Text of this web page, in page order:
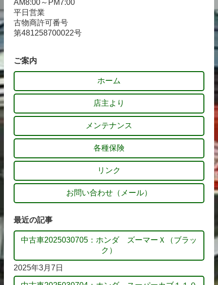
AM8:00～PM7:00
平日営業
古物商許可番号
第481258700022号
ご案内
ホーム
店主より
メンテナンス
各種保険
リンク
お問い合わせ（メール）
最近の記事
中古車2025030705：ホンダ ズーマーＸ（ブラッ
ク）
2025年3月7日